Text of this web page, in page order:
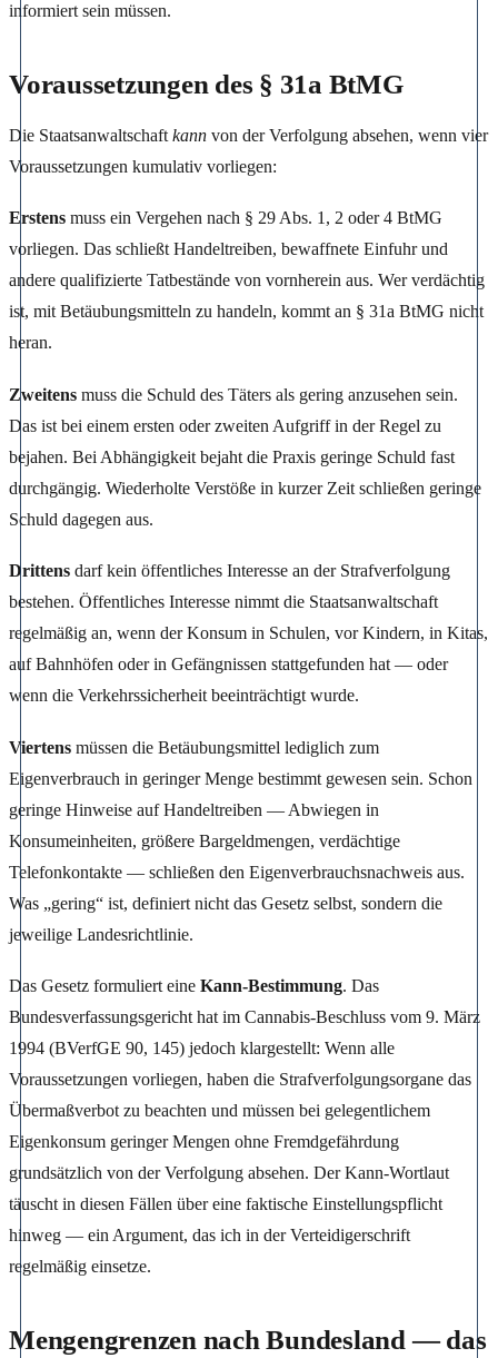
informiert sein müssen.
Voraussetzungen des § 31a BtMG
Die Staatsanwaltschaft kann von der Verfolgung absehen, wenn vier
Voraussetzungen kumulativ vorliegen:
Erstens muss ein Vergehen nach § 29 Abs. 1, 2 oder 4 BtMG
vorliegen. Das schließt Handeltreiben, bewaffnete Einfuhr und
andere qualifizierte Tatbestände von vornherein aus. Wer verdächtig
ist, mit Betäubungsmitteln zu handeln, kommt an § 31a BtMG nicht
heran.
Zweitens muss die Schuld des Täters als gering anzusehen sein.
Das ist bei einem ersten oder zweiten Aufgriff in der Regel zu
bejahen. Bei Abhängigkeit bejaht die Praxis geringe Schuld fast
durchgängig. Wiederholte Verstöße in kurzer Zeit schließen geringe
Schuld dagegen aus.
Drittens darf kein öffentliches Interesse an der Strafverfolgung
bestehen. Öffentliches Interesse nimmt die Staatsanwaltschaft
regelmäßig an, wenn der Konsum in Schulen, vor Kindern, in Kitas,
auf Bahnhöfen oder in Gefängnissen stattgefunden hat — oder
wenn die Verkehrssicherheit beeinträchtigt wurde.
Viertens müssen die Betäubungsmittel lediglich zum
Eigenverbrauch in geringer Menge bestimmt gewesen sein. Schon
geringe Hinweise auf Handeltreiben — Abwiegen in
Konsumeinheiten, größere Bargeldmengen, verdächtige
Telefonkontakte — schließen den Eigenverbrauchsnachweis aus.
Was „gering“ ist, definiert nicht das Gesetz selbst, sondern die
jeweilige Landesrichtlinie.
Das Gesetz formuliert eine Kann-Bestimmung. Das
Bundesverfassungsgericht hat im Cannabis-Beschluss vom 9. März
1994 (BVerfGE 90, 145) jedoch klargestellt: Wenn alle
Voraussetzungen vorliegen, haben die Strafverfolgungsorgane das
Übermaßverbot zu beachten und müssen bei gelegentlichem
Eigenkonsum geringer Mengen ohne Fremdgefährdung
grundsätzlich von der Verfolgung absehen. Der Kann-Wortlaut
täuscht in diesen Fällen über eine faktische Einstellungspflicht
hinweg — ein Argument, das ich in der Verteidigerschrift
regelmäßig einsetze.
Mengengrenzen nach Bundesland — das